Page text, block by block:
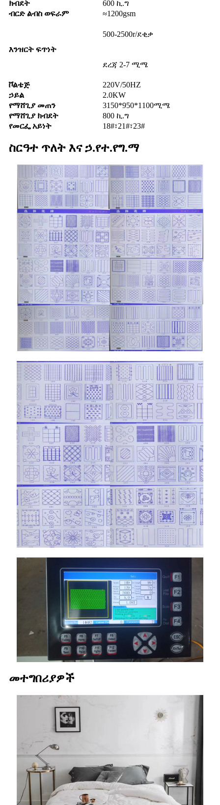
ክብደት
600 ኪ.ግ
ብርድ ልብስ ወፍራም
≈1200gsm
እንዝርት ፍጥነት
500-2500r/ደቂቃ
ደረጃ 2-7 ሚሜ
ቮልቴጅ
220V/50HZ
ኃይል
2.0KW
የማሸጊያ መጠን
3150*950*1100ሚሜ
የማሸጊያ ክብደት
800 ኪ.ግ
የመርፌ አይነት
18#፣21#፣23#
ስርዓተ ጥለት እና ኃ.የተ.የግ.ማ
መተግበሪያዎች